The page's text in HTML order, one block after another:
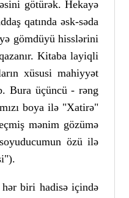
götürək. Hekayə
qatında əsk-səda
gömdüyü hisslərini
Kitaba layiqli
xüsusi mahiyyət
Bura üçüncü - rəng
boya ilə "Xatirə"
mənim gözümə
özü ilə
hər biri hadisə içində